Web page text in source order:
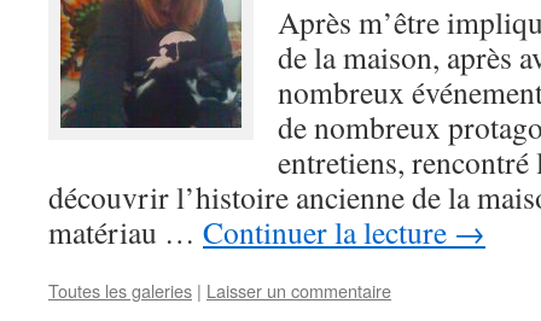
Après m’être
de la maison, après
nombreux
de nombreux
entretiens,
découvrir l’histoire ancienne de la
matériau … Continuer la lecture →
Toutes les galeries | Laisser un commentaire